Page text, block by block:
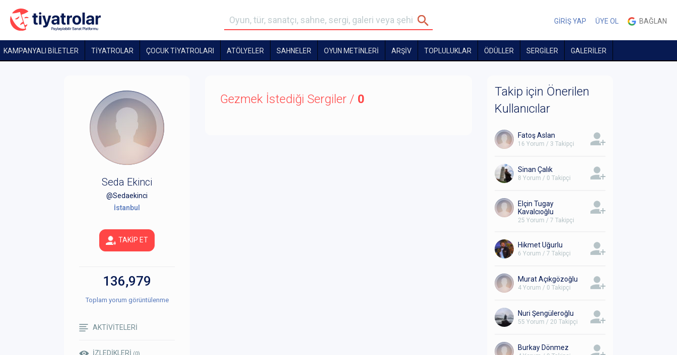
GİRİŞ YAP ÜYE OL BAĞLAN
KAMPANYALI BİLETLER TİYATROLAR ÇOCUK TIYATROLARI ATÖLYELER SAHNELER OYUN METİNLERİ ARŞİV TOPLULUKLAR ÖDÜLLER SERGİLER GALERİLER
Seda Ekinci
@Sedaekinci
İstanbul
TAKİP ET
136,979
Toplam yorum görüntülenme
AKTİVİTELERİ
İZLEDİKLERİ
Gezmek İstediği Sergiler / 0
Takip için Önerilen
Kullanıcılar
Fatoş Aslan
16 Yorum / 3 Takipçi
Sinan Çalık
8 Yorum / 0 Takipçi
Elçin Tugay
Kavalcıoğlu
25 Yorum / 7 Takipçi
Hikmet Uğurlu
6 Yorum / 7 Takipçi
Murat Açıkgözoğlu
4 Yorum / 0 Takipçi
Nuri Şengüleroğlu
55 Yorum / 20 Takipçi
Burkay Dönmez